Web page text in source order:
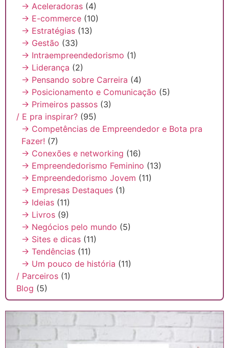
→ Aceleradoras (4)
→ E-commerce (10)
→ Estratégias (13)
→ Gestão (33)
→ Intraempreendedorismo (1)
→ Liderança (2)
→ Pensando sobre Carreira (4)
→ Posicionamento e Comunicação (5)
→ Primeiros passos (3)
/ E pra inspirar? (95)
→ Competências de Empreendedor e Bota pra
Fazer! (7)
→ Conexões e networking (16)
→ Empreendedorismo Feminino (13)
→ Empreendedorismo Jovem (11)
→ Empresas Destaques (1)
→ Ideias (11)
→ Livros (9)
→ Negócios pelo mundo (5)
→ Sites e dicas (11)
→ Tendências (11)
→ Um pouco de história (11)
/ Parceiros (1)
Blog (5)